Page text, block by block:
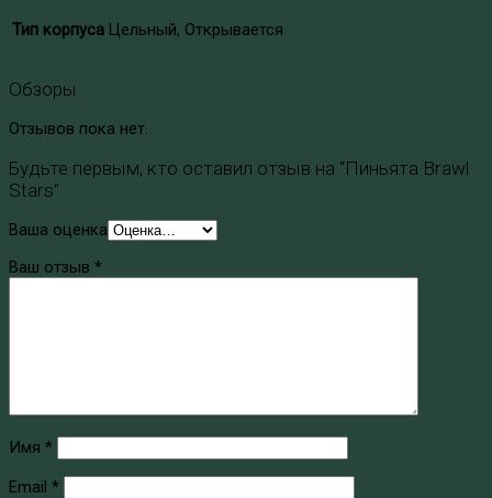
Тип корпуса Цельный, Открывается
Обзоры
Отзывов пока нет.
Будьте первым, кто оставил отзыв на “Пиньята Brawl
Stars”
Ваша оценка
Ваш отзыв *
Имя *
Email *